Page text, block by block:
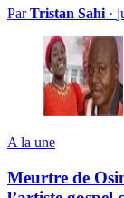
ParTristan Sahi ·
A la une
Meurtre de